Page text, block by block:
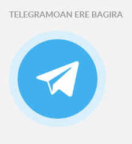
TELEGRAMOAN ERE BAGIRA